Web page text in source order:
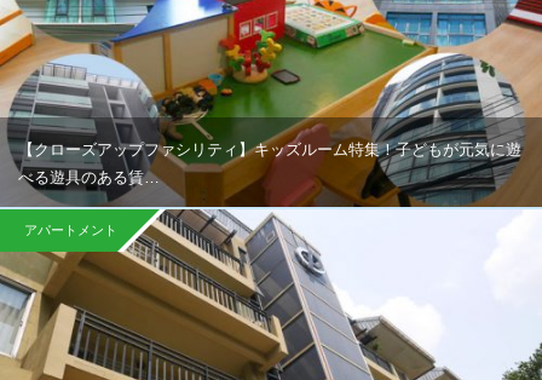
【クローズアップファシリティ】キッズルーム特集！子どもが元気に遊
べる遊具のある賃…
アパートメント